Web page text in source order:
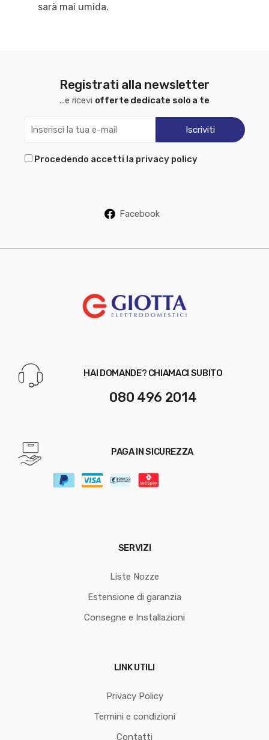
sarà mai umida.
Registrati alla newsletter
...e ricevi offerte dedicate solo a te
Procedendo accetti la privacy policy
Facebook
HAI DOMANDE? CHIAMACI SUBITO
080 496 2014
PAGA IN SICUREZZA
SERVIZI
Liste Nozze
Estensione di garanzia
Consegne e Installazioni
LINK UTILI
Privacy Policy
Termini e condizioni
Contatti